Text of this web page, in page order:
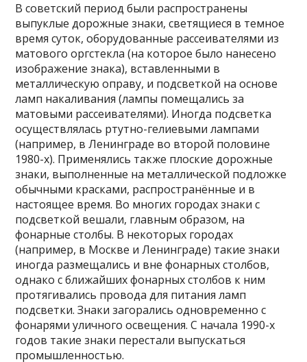
В советский период были распространены
выпуклые дорожные знаки, светящиеся в темное
время суток, оборудованные рассеивателями из
матового оргстекла (на которое было нанесено
изображение знака), вставленными в
металлическую оправу, и подсветкой на основе
ламп накаливания (лампы помещались за
матовыми рассеивателями). Иногда подсветка
осуществлялась ртутно-гелиевыми лампами
(например, в Ленинграде во второй половине
1980-х). Применялись также плоские дорожные
знаки, выполненные на металлической подложке
обычными красками, распространённые и в
настоящее время. Во многих городах знаки с
подсветкой вешали, главным образом, на
фонарные столбы. В некоторых городах
(например, в Москве и Ленинграде) такие знаки
иногда размещались и вне фонарных столбов,
однако с ближайших фонарных столбов к ним
протягивались провода для питания ламп
подсветки. Знаки загорались одновременно с
фонарями уличного освещения. С начала 1990-х
годов такие знаки перестали выпускаться
промышленностью.